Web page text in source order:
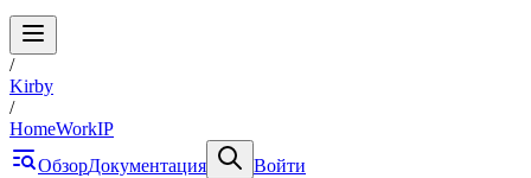
/
Kirby
/
HomeWorkIP
ОбзорДокументация
Войти